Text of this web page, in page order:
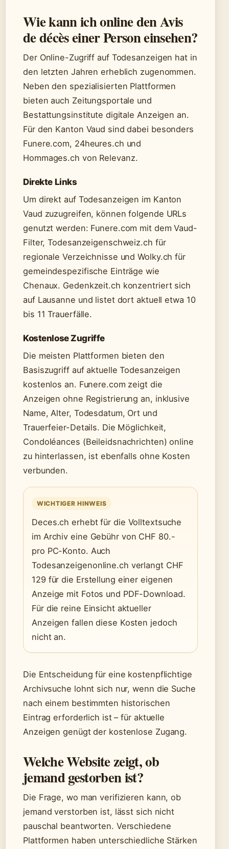
Wie kann ich online den Avis
de décès einer Person einsehen?
Der Online-Zugriff auf Todesanzeigen hat in
den letzten Jahren erheblich zugenommen.
Neben den spezialisierten Plattformen
bieten auch Zeitungsportale und
Bestattungsinstitute digitale Anzeigen an.
Für den Kanton Vaud sind dabei besonders
Funere.com, 24heures.ch und
Hommages.ch von Relevanz.
Direkte Links
Um direkt auf Todesanzeigen im Kanton
Vaud zuzugreifen, können folgende URLs
genutzt werden: Funere.com mit dem Vaud-
Filter, Todesanzeigenschweiz.ch für
regionale Verzeichnisse und Wolky.ch für
gemeindespezifische Einträge wie
Chenaux. Gedenkzeit.ch konzentriert sich
auf Lausanne und listet dort aktuell etwa 10
bis 11 Trauerfälle.
Kostenlose Zugriffe
Die meisten Plattformen bieten den
Basiszugriff auf aktuelle Todesanzeigen
kostenlos an. Funere.com zeigt die
Anzeigen ohne Registrierung an, inklusive
Name, Alter, Todesdatum, Ort und
Trauerfeier-Details. Die Möglichkeit,
Condoléances (Beileidsnachrichten) online
zu hinterlassen, ist ebenfalls ohne Kosten
verbunden.
WICHTIGER HINWEIS
Deces.ch erhebt für die Volltextsuche
im Archiv eine Gebühr von CHF 80.-
pro PC-Konto. Auch
Todesanzeigenonline.ch verlangt CHF
129 für die Erstellung einer eigenen
Anzeige mit Fotos und PDF-Download.
Für die reine Einsicht aktueller
Anzeigen fallen diese Kosten jedoch
nicht an.
Die Entscheidung für eine kostenpflichtige
Archivsuche lohnt sich nur, wenn die Suche
nach einem bestimmten historischen
Eintrag erforderlich ist – für aktuelle
Anzeigen genügt der kostenlose Zugang.
Welche Website zeigt, ob
jemand gestorben ist?
Die Frage, wo man verifizieren kann, ob
jemand verstorben ist, lässt sich nicht
pauschal beantworten. Verschiedene
Plattformen haben unterschiedliche Stärken